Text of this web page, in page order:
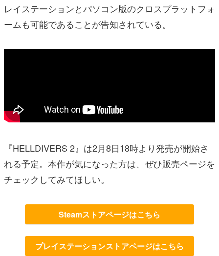
レイステーションとパソコン版のクロスプラットフォ
ームも可能であることが告知されている。
『HELLDIVERS 2』は2月8日18時より発売が開始さ
れる予定。本作が気になった方は、ぜひ販売ページを
チェックしてみてほしい。
Steamストアページはこちら
プレイステーションストアページはこちら